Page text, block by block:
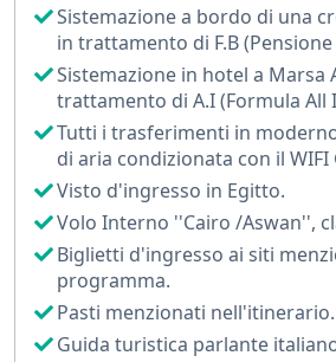
A seguire, l’imperdibile visita al
(GEM)
, il più moderno museo al
civiltà egizia, che ospita tesori
di Tutankhamon.
Dopo il Cairo, il viaggio prosegue
crociera sul Nilo, da Luxor ad
templi millenari, colossi e tombe
Visiterai luoghi straordinari
Tempio di Hatshepsut, i Templi di
Kom Ombo e Philae, il tutto
Sistemazione a bordo di una
in trattamento di F.B
Sistemazione in hotel a Marsa
trattamento di A.I (Formula All
Tutti i trasferimenti in
di aria condizionata con il WIFI
Visto d'ingresso in Egitto.
Volo Interno ''Cairo /Aswan'',
Biglietti d'ingresso ai siti
programma.
Pasti menzionati nell'itinerario.
Guida turistica parlante